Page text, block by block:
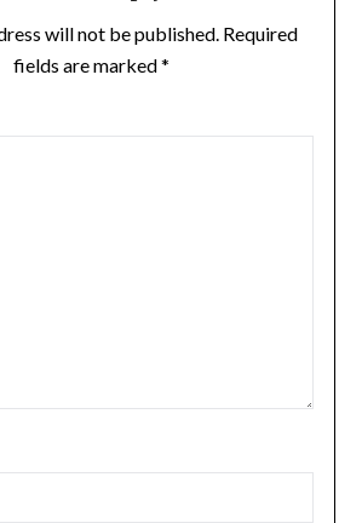
will not be published. Required
fields are marked*